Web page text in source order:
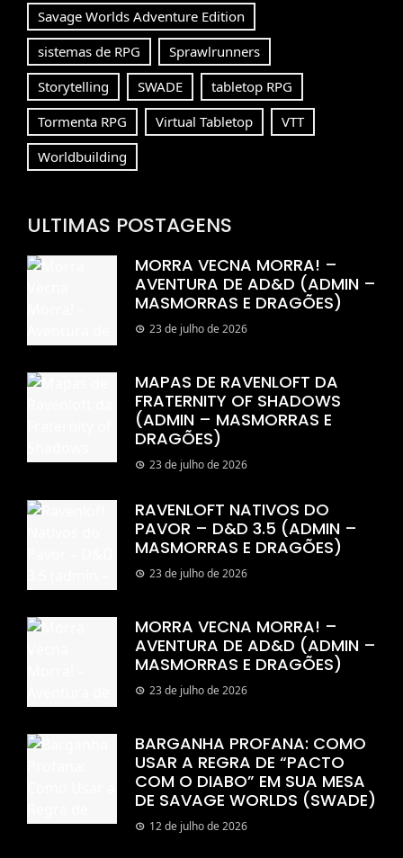
Savage Worlds Adventure Edition
sistemas de RPG
Sprawlrunners
Storytelling
SWADE
tabletop RPG
Tormenta RPG
Virtual Tabletop
VTT
Worldbuilding
ULTIMAS POSTAGENS
MORRA VECNA MORRA! –
AVENTURA DE AD&D (ADMIN –
MASMORRAS E DRAGÕES)
23 de julho de 2026
MAPAS DE RAVENLOFT DA
FRATERNITY OF SHADOWS
(ADMIN – MASMORRAS E
DRAGÕES)
23 de julho de 2026
RAVENLOFT NATIVOS DO
PAVOR – D&D 3.5 (ADMIN –
MASMORRAS E DRAGÕES)
23 de julho de 2026
MORRA VECNA MORRA! –
AVENTURA DE AD&D (ADMIN –
MASMORRAS E DRAGÕES)
23 de julho de 2026
BARGANHA PROFANA: COMO
USAR A REGRA DE “PACTO
COM O DIABO” EM SUA MESA
DE SAVAGE WORLDS (SWADE)
12 de julho de 2026